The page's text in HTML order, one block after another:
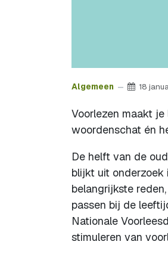
Algemeen 18
Voorlezen maakt
woordenschat én
De helft van de
blijkt uit
belangrijkste
passen bij de
Nationale
stimuleren van